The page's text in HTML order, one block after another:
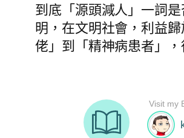
到底「源頭減人」一詞
明，在文明社會，利益
佬」到「精神病患者」